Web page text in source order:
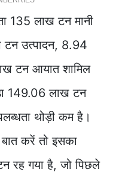
135 लाख टन मानी
उत्पादन, 8.94
टन आयात शामिल
149.06 लाख टन
थोड़ी कम है।
करें तो इसका
रह गया है, जो पिछले